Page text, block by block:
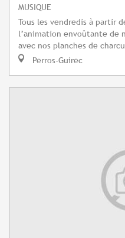
MUSIQUE
Tous les vendredis à partir
l’animation envoûtante de
avec nos planches de
Perros-Guirec